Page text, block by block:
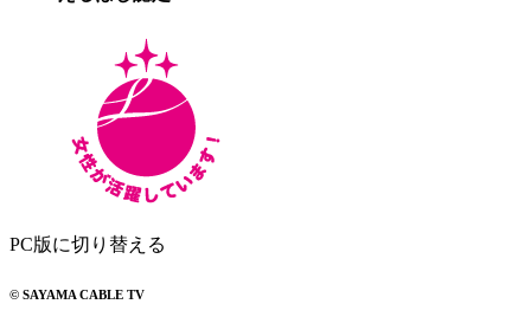
PC版に切り替える
© SAYAMA CABLE TV